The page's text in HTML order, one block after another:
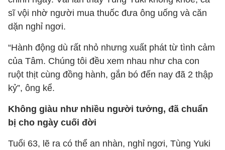
sĩ vội nhờ người mua thuốc đưa ông uống và căn
dặn nghỉ ngơi.
“Hành động dù rất nhỏ nhưng xuất phát từ tình cảm
của Tâm. Chúng tôi đều xem nhau như cha con
ruột thịt cùng đồng hành, gắn bó đến nay đã 2 thập
kỷ”, ông kể.
Không giàu như nhiều người tưởng, đã chuẩn
bị cho ngày cuối đời
Tuổi 63, lẽ ra có thể an nhàn, nghỉ ngơi, Tùng Yuki